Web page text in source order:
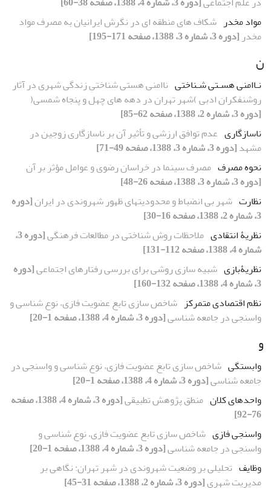
مواد مخدر شکاف های منطقه ای در نگرش ایرانیان به مصرف مواد
مخدر [دوره 3، شماره 3، 1388، صفحه 171-195]
ن
نـاامنی هسـتی شـناختی ناامنی هستی شناختیِ زندگی شهری در آثار
روشنفکران ادبی )شهر تهران در دهه های چهل و پنجاه شمسی(
[دوره 3، شماره 2، 1388، صفحه 62-85]
ناسازگاری عدم توافق ارزشی و تأثیر آن بر ناسازگاری زوجین در
مشهد[دوره 3، شماره 3، 1388، صفحه 49-71]
نحوه مصرف مصرف سینما در خراسان رضوی و عوامل مؤثر بر آن
[دوره 3، شماره 3، 1388، صفحه 26-48]
نظارت شهر بی انضباط و محدودیتهای ظهور شهروندی در ایران[دوره
3، شماره 2، 1388، صفحه 16-30]
نظریۀ انتقادی ملاحظات روش شناختی در مطالعات فرهنگی
[دوره 3،
شماره 4، 1388، صفحه 112-131]
نظریۀبازی شبیه سازی روشی برای بررسی رفتارهای اجتماعی[دوره
3، شماره 4، 1388، صفحه 132-160]
نظم اقتصادی متمرکز شاخص سازی تابع عضویت فازی، نوع شناسی و
واسنجی در جامعه شناسی[دوره 3، شماره 4، 1388، صفحه 1-20]
و
وابستگی شاخص سازی تابع عضویت فازی، نوع شناسی و واسنجی در
جامعه شناسی[دوره 3، شماره 4، 1388، صفحه 1-20]
واحدهای کلان منطق پژوهش تطبیقی
[دوره 3، شماره 4، 1388، صفحه
76-92]
واسنجی فازی شاخص سازی تابع عضویت فازی، نوع شناسی و
واسنجی در جامعه شناسی[دوره 3، شماره 4، 1388، صفحه 1-20]
وظایف تحلیلی بر وضعیت شهروندی در شهر تهران: نگاهی بر
مدیریت شهری[دوره 3، شماره 2، 1388، صفحه 31-45]